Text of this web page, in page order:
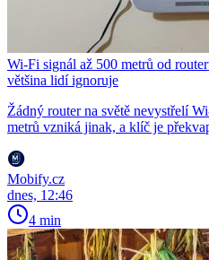
Wi-Fi signál až 500 metrů od
většina lidí ignoruje
Žádný router na světě nevystřelí
metrů vzniká jinak, a klíč je
Mobify.cz
dnes, 12:46
4 min